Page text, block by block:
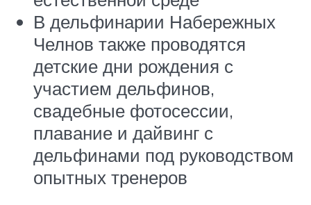
В дельфинарии Набережных
Челнов также проводятся
детские дни рождения с
участием дельфинов,
свадебные фотосессии,
плавание и дайвинг с
дельфинами под руководством
опытных тренеров